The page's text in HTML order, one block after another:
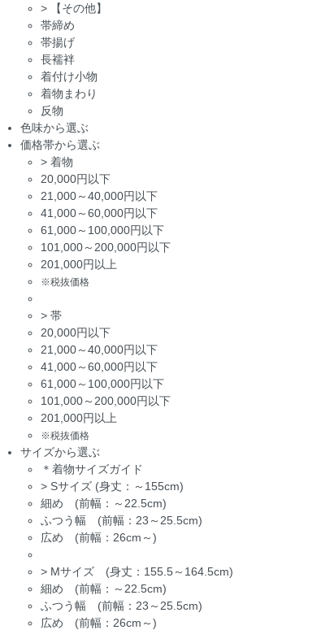
>
【その他】
帯締め
帯揚げ
長襦袢
着付け小物
着物まわり
反物
色味から選ぶ
価格帯から選ぶ
> 着物
20,000円以下
21,000～40,000円以下
41,000～60,000円以下
61,000～100,000円以下
101,000～200,000円以下
201,000円以上
※税抜価格
> 帯
20,000円以下
21,000～40,000円以下
41,000～60,000円以下
61,000～100,000円以下
101,000～200,000円以下
201,000円以上
※税抜価格
サイズから選ぶ
＊着物サイズガイド
> Sサイズ (身丈：～155cm)
細め (前幅：～22.5cm)
ふつう幅 (前幅：23～25.5cm)
広め (前幅：26cm～)
> Mサイズ (身丈：155.5～164.5cm)
細め (前幅：～22.5cm)
ふつう幅 (前幅：23～25.5cm)
広め (前幅：26cm～)